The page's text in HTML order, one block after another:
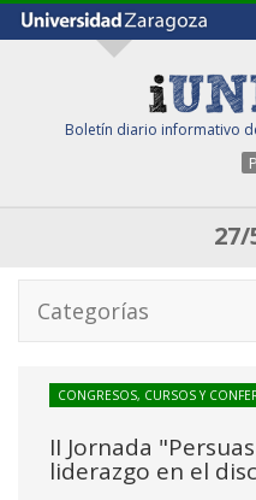
Boletín diario informativo
27/
Categorías
CONGRESOS, CURSOS Y
II Jornada
liderazgo en el